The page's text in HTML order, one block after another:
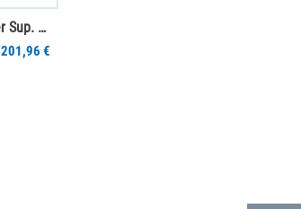
Jumbo-Unit A 2.5-16 Plancher Sup. SGR PS
201,96 €